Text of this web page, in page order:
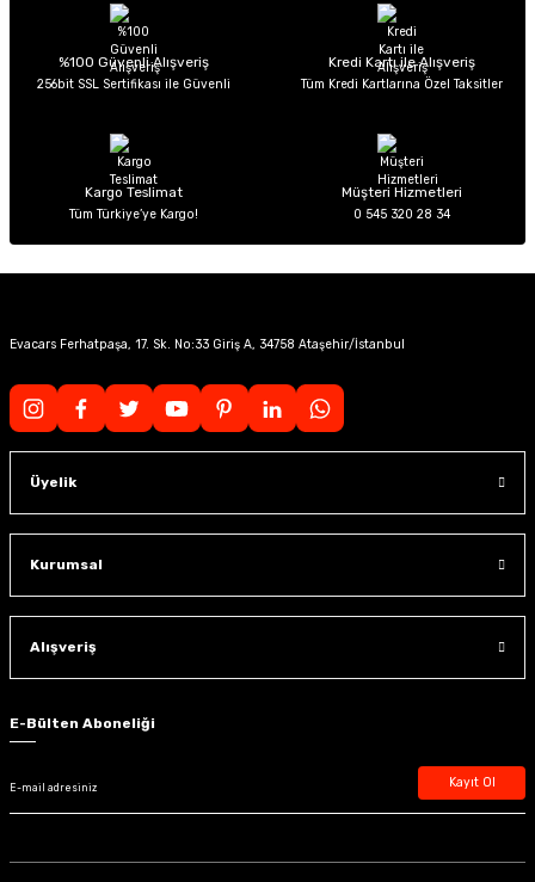
Ürün açıklamasında eksik bilgiler bulunuyor.
Ürün bilgilerinde hatalar bulunuyor.
Ürün fiyatı diğer sitelerden daha pahalı.
%100 Güvenli Alışveriş
256bit SSL Sertifikası ile Güvenli
Kredi Kartı ile Alışveriş
Tüm Kredi Kartlarına Özel Taksitler
Kargo Teslimat
Tüm Türkiye’ye Kargo!
Müşteri Hizmetleri
0 545 320 28 34
Evacars Ferhatpaşa, 17. Sk. No:33 Giriş A, 34758 Ataşehir/İstanbul
Üyelik
Kurumsal
Alışveriş
E-Bülten Aboneliği
Kayıt Ol